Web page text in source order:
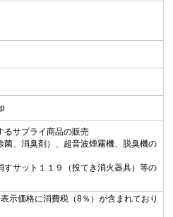
るサプライ商品の販売
菌、消臭剤）、超音波煙霧機、脱臭機の
すサット１１９（投てき消火器具）等の
価格に消費税（8％）が含まれており